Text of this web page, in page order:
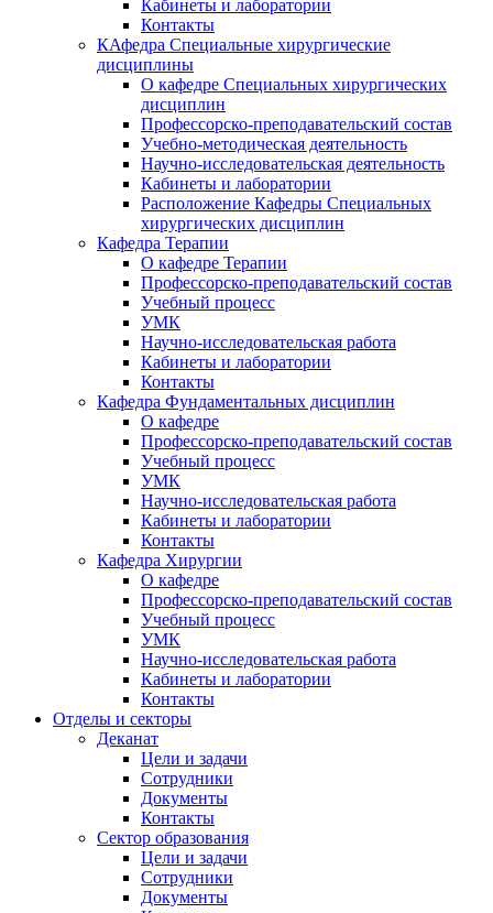
Кабинеты и лаборатории
Контакты
КАфедра Специальные хирургические
дисциплины
О кафедре Специальных хирургических
дисциплин
Профессорско-преподавательский состав
Учебно-методическая деятельность
Научно-исследовательская деятельность
Кабинеты и лаборатории
Расположение Кафедры Специальных
хирургических дисциплин
Кафедра Терапии
О кафедре Терапии
Профессорско-преподавательский состав
Учебный процесс
УМК
Научно-исследовательская работа
Кабинеты и лаборатории
Контакты
Кафедра Фундаментальных дисциплин
О кафедре
Профессорско-преподавательский состав
Учебный процесс
УМК
Научно-исследовательская работа
Кабинеты и лаборатории
Контакты
Кафедра Хирургии
О кафедре
Профессорско-преподавательский состав
Учебный процесс
УМК
Научно-исследовательская работа
Кабинеты и лаборатории
Контакты
Отделы и секторы
Деканат
Цели и задачи
Сотрудники
Документы
Контакты
Сектор образования
Цели и задачи
Сотрудники
Документы